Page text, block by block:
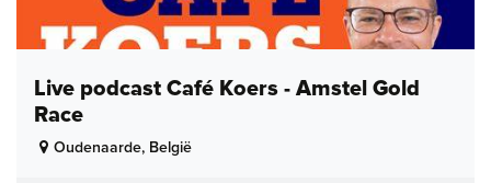
Live podcast Café Koers - Amstel Gold
Race
Oudenaarde, België